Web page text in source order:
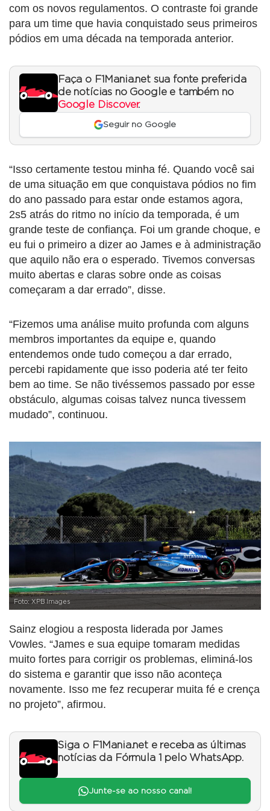
com os novos regulamentos. O contraste foi grande
para um time que havia conquistado seus primeiros
pódios em uma década na temporada anterior.
Faça o F1Mania.net sua fonte preferida
de notícias no Google e também no
Google Discover.
Seguir no Google
“Isso certamente testou minha fé. Quando você sai
de uma situação em que conquistava pódios no fim
do ano passado para estar onde estamos agora,
2s5 atrás do ritmo no início da temporada, é um
grande teste de confiança. Foi um grande choque, e
eu fui o primeiro a dizer ao James e à administração
que aquilo não era o esperado. Tivemos conversas
muito abertas e claras sobre onde as coisas
começaram a dar errado”, disse.
“Fizemos uma análise muito profunda com alguns
membros importantes da equipe e, quando
entendemos onde tudo começou a dar errado,
percebi rapidamente que isso poderia até ter feito
bem ao time. Se não tivéssemos passado por esse
obstáculo, algumas coisas talvez nunca tivessem
mudado”, continuou.
Foto: XPB Images
Sainz elogiou a resposta liderada por James
Vowles. “James e sua equipe tomaram medidas
muito fortes para corrigir os problemas, eliminá-los
do sistema e garantir que isso não aconteça
novamente. Isso me fez recuperar muita fé e crença
no projeto”, afirmou.
Siga o F1Mania.net e receba as últimas
notícias da Fórmula 1 pelo WhatsApp.
Junte-se ao nosso canal!